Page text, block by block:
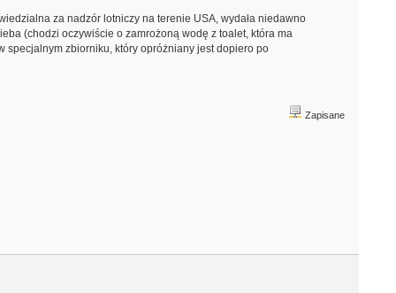
za nadzór lotniczy na terenie USA, wydała niedawno
(chodzi oczywiście o zamrożoną wodę z toalet, która ma
specjalnym zbiorniku, który opróżniany jest dopiero po
Zapisane